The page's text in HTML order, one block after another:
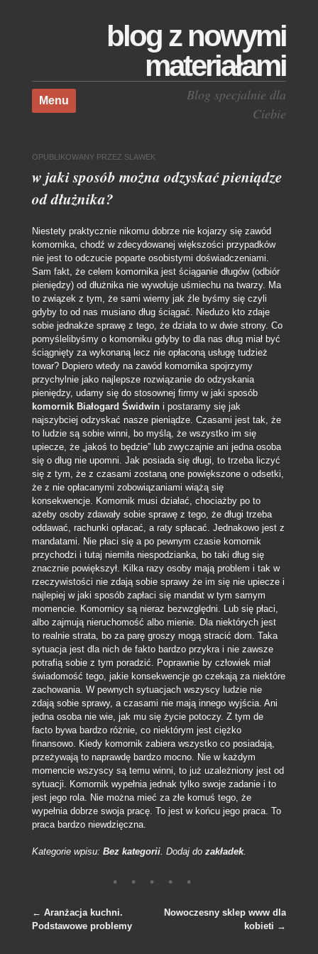
blog z nowymi
materiałami
Blog specjalnie dla
Ciebie
Menu
Skocz do treści
OPUBLIKOWANY PRZEZ SLAWEK
w jaki sposób można odzyskać pieniądze
od dłużnika?
Niestety praktycznie nikomu dobrze nie kojarzy się zawód
komornika, chodź w zdecydowanej większości przypadków
nie jest to odczucie poparte osobistymi doświadczeniami.
Sam fakt, że celem komornika jest ściąganie długów (odbiór
pieniędzy) od dłużnika nie wywołuje uśmiechu na twarzy. Ma
to związek z tym, że sami wiemy jak źle byśmy się czyli
gdyby to od nas musiano dług ściągać. Niedużo kto zdaje
sobie jednakże sprawę z tego, że działa to w dwie strony. Co
pomyślelibyśmy o komorniku gdyby to dla nas dług miał być
ściągnięty za wykonaną lecz nie opłaconą usługę tudzież
towar? Dopiero wtedy na zawód komornika spojrzymy
przychylnie jako najlepsze rozwiązanie do odzyskania
pieniędzy, udamy się do stosownej firmy w jaki sposób
komornik Białogard Świdwini postaramy się jak
najszybciej odzyskać nasze pieniądze. Czasami jest tak, że
to ludzie są sobie winni, bo myślą, że wszystko im się
upiecze, że „jakoś to będzie” lub zwyczajnie ani jedna osoba
się o dług nie upomni. Jak posiada się długi, to trzeba liczyć
się z tym, że z czasami zostaną one powiększone o odsetki,
że z nie opłacanymi zobowiązaniami wiążą się
konsekwencje. Komornik musi działać, chociażby po to
ażeby osoby zdawały sobie sprawę z tego, że długi trzeba
oddawać, rachunki opłacać, a raty spłacać. Jednakowo jest z
mandatami. Nie płaci się a po pewnym czasie komornik
przychodzi i tutaj niemiła niespodzianka, bo taki dług się
znacznie powiększył. Kilka razy osoby mają problem i tak w
rzeczywistości nie zdają sobie sprawy że im się nie upiecze i
najlepiej w jaki sposób zapłaci się mandat w tym samym
momencie. Komornicy są nieraz bezwzględni. Lub się płaci,
albo zajmują nieruchomość albo mienie. Dla niektórych jest
to realnie strata, bo za parę groszy mogą stracić dom. Taka
sytuacja jest dla nich de fakto bardzo przykra i nie zawsze
potrafią sobie z tym poradzić. Poprawnie by człowiek miał
świadomość tego, jakie konsekwencje go czekają za niektóre
zachowania. W pewnych sytuacjach wszyscy ludzie nie
zdają sobie sprawy, a czasami nie mają innego wyjścia. Ani
jedna osoba nie wie, jak mu się życie potoczy. Z tym de
facto bywa bardzo różnie, co niektórym jest ciężko
finansowo. Kiedy komornik zabiera wszystko co posiadają,
przeżywają to naprawdę bardzo mocno. Nie w każdym
momencie wszyscy są temu winni, to już uzależniony jest od
sytuacji. Komornik wypełnia jednak tylko swoje zadanie i to
jest jego rola. Nie można mieć za złe komuś tego, że
wypełnia dobrze swoja pracę. To jest w końcu jego praca. To
praca bardzo niewdzięczna.
Kategorie wpisu: Bez kategorii. Dodaj do zakładek.
← Aranżacja kuchni.
Podstawowe problemy
Nowoczesny sklep www dla
kobieti →